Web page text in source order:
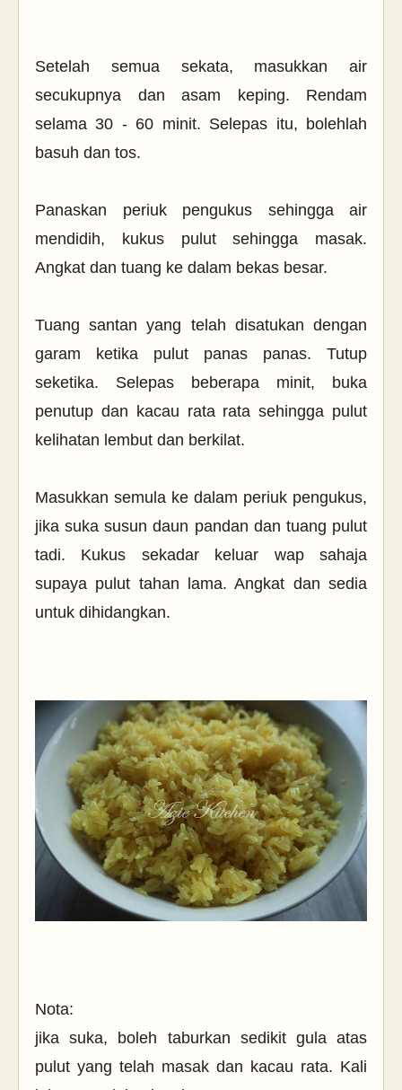
Setelah semua sekata, masukkan air
secukupnya dan asam keping. Rendam
selama 30 - 60 minit. Selepas itu, bolehlah
basuh dan tos.
Panaskan periuk pengukus sehingga air
mendidih, kukus pulut sehingga masak.
Angkat dan tuang ke dalam bekas besar.
Tuang santan yang telah disatukan dengan
garam ketika pulut panas panas. Tutup
seketika. Selepas beberapa minit, buka
penutup dan kacau rata rata sehingga pulut
kelihatan lembut dan berkilat.
Masukkan semula ke dalam periuk pengukus,
jika suka susun daun pandan dan tuang pulut
tadi. Kukus sekadar keluar wap sahaja
supaya pulut tahan lama. Angkat dan sedia
untuk dihidangkan.
Nota:
jika suka, boleh taburkan sedikit gula atas
pulut yang telah masak dan kacau rata. Kali